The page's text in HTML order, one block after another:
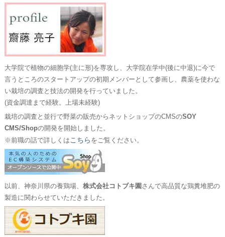
大学院で植物の細胞学(主に形)を専攻し、大学院在学中(後に中退)に今で
言うところのスタートアップの初期メンバーとして参画し、農薬を使わな
い栽培の調査と技法の開発を行っていました。
(資金調達まで経験。上場未経験)
栽培の調査と並行で野菜の販売からネットショップのCMSのSOY
CMS/Shopの開発を開始しました。
※前職の話で詳しくはこちら をご覧ください。
以前、神奈川県の養鶏場、 株式会社コトブキ園 さんで高品質な鶏糞堆肥の
製造に関わらせていただきました。